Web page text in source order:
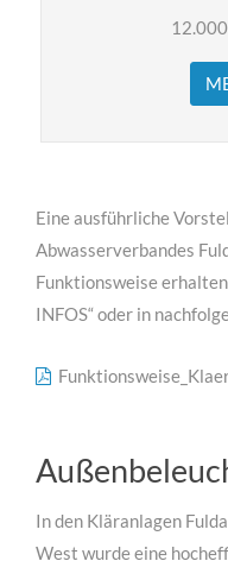
Eine ausführliche
Abwasserverbandes
Funktionsweise
INFOS“ oder in
In den Kläranlagen
West wurde eine